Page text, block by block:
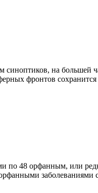
на большей
фронтов
по 48 орфанным, или
заболеваниями